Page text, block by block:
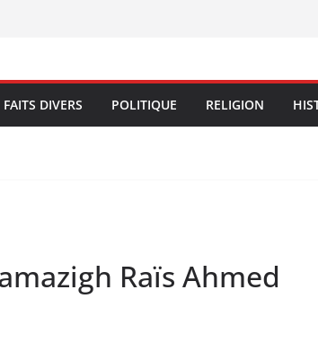
FAITS DIVERS POLITIQUE RELIGION
Raïs Ahmed